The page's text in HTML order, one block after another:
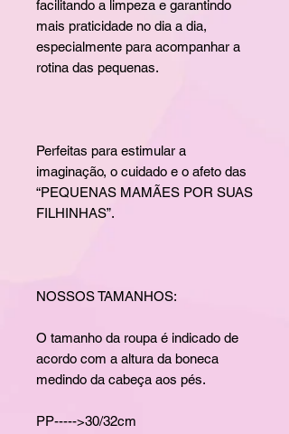
facilitando a limpeza e garantindo
mais praticidade no dia a dia,
especialmente para acompanhar a
rotina das pequenas.
Perfeitas para estimular a
imaginação, o cuidado e o afeto das
“PEQUENAS MAMÃES POR SUAS
FILHINHAS”.
NOSSOS TAMANHOS:
O tamanho da roupa é indicado de
acordo com a altura da boneca
medindo da cabeça aos pés.
PP----->30/32cm